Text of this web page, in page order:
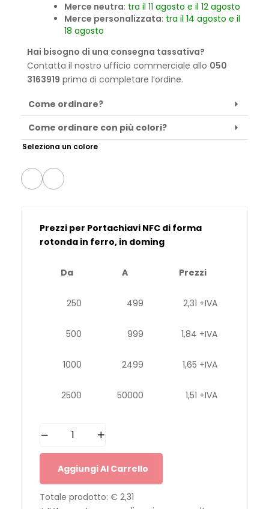
Merce neutra: tra il 11 agosto e il 12 agosto
Merce personalizzata: tra il 14 agosto e il
18 agosto
Hai bisogno di una consegna tassativa?
Contatta il nostro ufficio commerciale allo 050
3163919 prima di completare l’ordine.
Come ordinare?
Come ordinare con più colori?
Seleziona un colore
Prezzi per Portachiavi NFC di forma
rotonda in ferro, in doming
Da A Prezzi
250 499 2,31 +IVA
500 999 1,84 +IVA
1000 2499 1,65 +IVA
2500 50000 1,51 +IVA
Aggiungi Al Carrello
Totale prodotto: € 2,31